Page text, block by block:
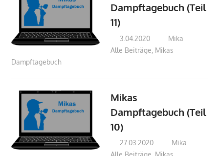
Dampftagebuch (Teil
11)
3.04.2020
Mika
Alle Beiträge, Mikas
Dampftagebuch
Mikas
Dampftagebuch (Teil
10)
27.03.2020
Mika